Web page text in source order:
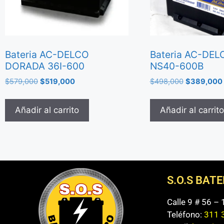
Bateria AC-DELCO
DORADA 36I-600
$579,000 $519,000
Añadir al carrito
Bateria AC-
NS40-600B
$498,000 $389,000
Añadir al carrito
S.O.S
Calle 9 # 56 –
Teléfono:311